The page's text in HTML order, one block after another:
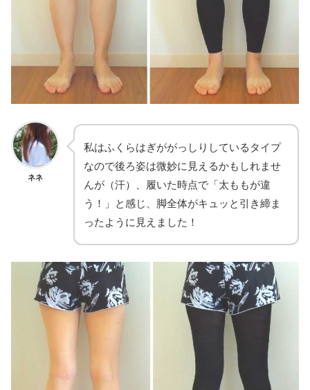
ネネ
私はふくらはぎががっしりしているタイプ
なので後ろ姿は微妙に見えるかもしれませ
んが（汗）、履いた時点で「太ももが違
う！」と感じ、脚全体がキュッと引き締ま
ったように見えました！